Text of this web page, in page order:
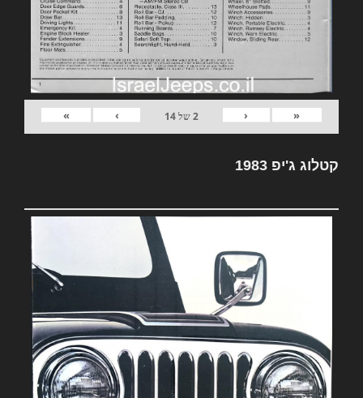
«
‹
2של14
›
»
קטלוג ג'יפ 1983